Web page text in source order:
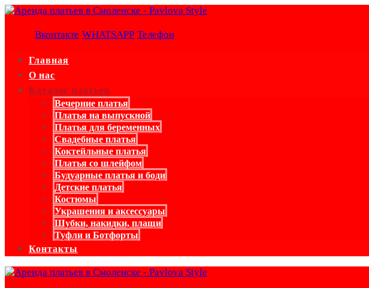
Вконтакте WHATSAPP Телефон
Главная
О нас
Каталог платьев
Вечерние платья
Платья на выпускной
Платья для беременных
Свадебные платья
Коктейльные платья
Платья со шлейфом
Будуарные платья и боди
Детские платья
Костюмы
Украшения и аксессуары
Шубки, накидки, плащи
Туфли и Ботфорты
Контакты